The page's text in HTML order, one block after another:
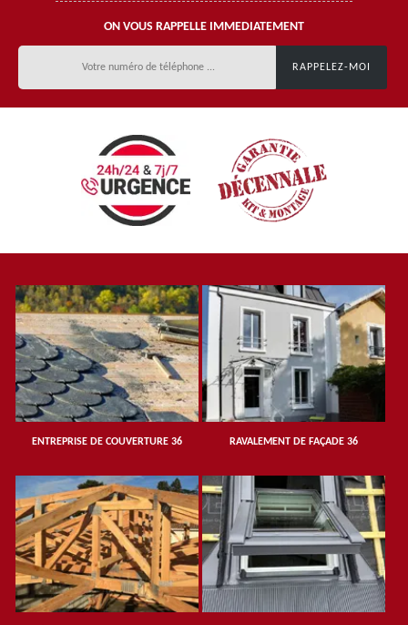
ON VOUS RAPPELLE IMMEDIATEMENT
ENTREPRISE DE COUVERTURE 36 RAVALEMENT DE FAÇADE 36